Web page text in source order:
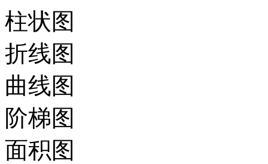
柱状图
折线图
曲线图
阶梯图
面积图